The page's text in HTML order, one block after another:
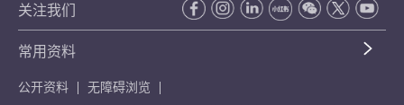
关注我们
常用资料
公开资料
无障碍浏览